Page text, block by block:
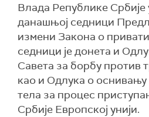
Влада Републике Србије
данашњој седници
измени Закона о
седници је донета и
Савета за борбу против
као и Одлука о
тела за процес
Србије Европској унији.